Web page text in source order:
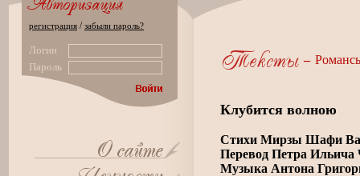
регистрация /забыли пароль?
Логин
Пароль
–
Клубится волною
Стихи Мирзы Шафи
Перевод Петра Ильича
Музыка Антона